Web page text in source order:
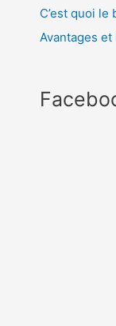
C’est quoi
Avantages et